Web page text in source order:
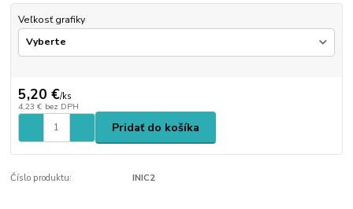
Veľkosť grafiky
5,20 €/ks
4,23 € bez DPH
Pridať do košíka
Číslo produktu: INIC2